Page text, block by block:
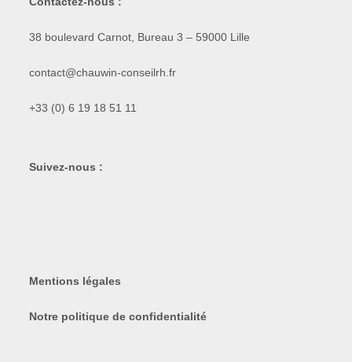
38 boulevard Carnot, Bureau 3 – 59000 Lille
contact@chauwin-conseilrh.fr
+33 (0) 6 19 18 51 11
Suivez-nous :
Mentions légales
Notre politique de confidentialité